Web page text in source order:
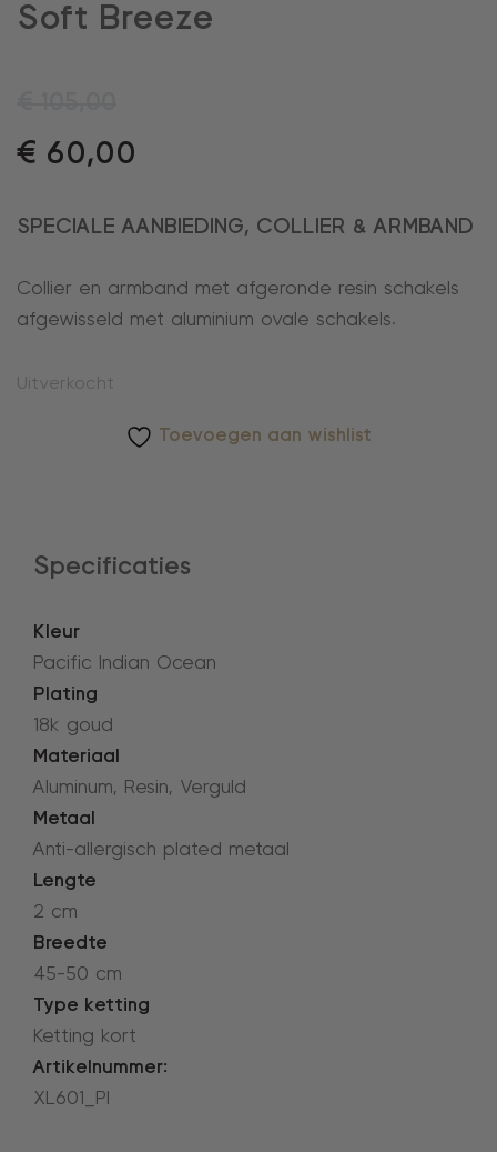
Soft Breeze
€ 60,00
SPECIALE AANBIEDING, COLLIER & ARMBAND
Collier en armband met afgeronde resin schakels
afgewisseld met aluminium ovale schakels.
Uitverkocht
Toevoegen aan wishlist
Specificaties
Kleur
Pacific Indian Ocean
Plating
18k goud
Materiaal
Aluminum, Resin, Verguld
Metaal
Anti-allergisch plated metaal
Lengte
2 cm
Breedte
45-50 cm
Type ketting
Ketting kort
Artikelnummer:
XL601_PI